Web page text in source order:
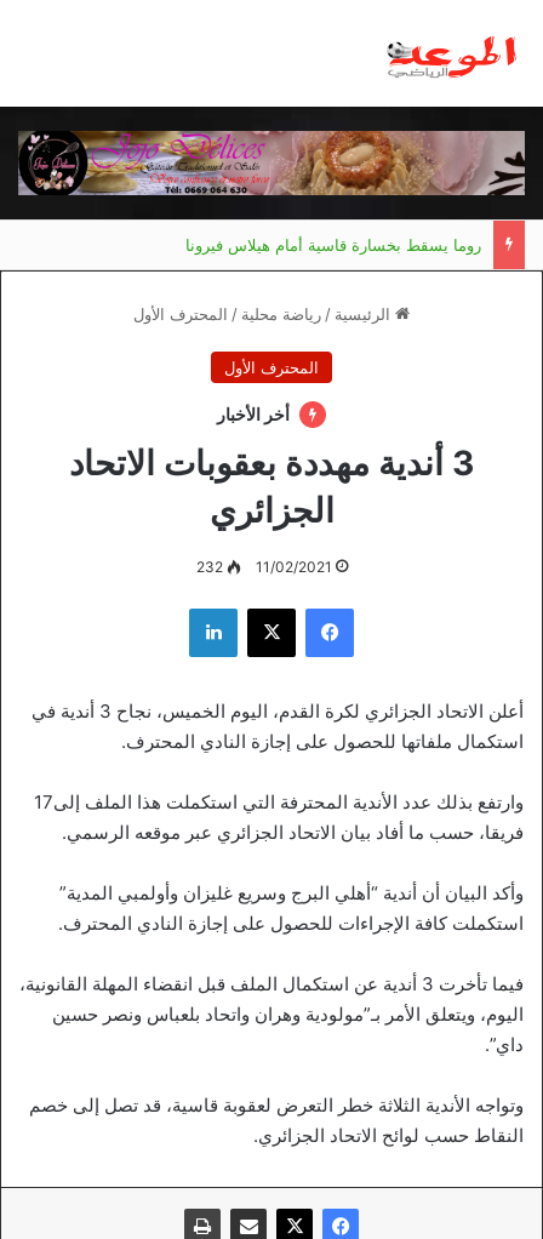
روما يسقط بخسارة قاسية أمام هيلاس فيرونا
الرئيسية /رياضة محلية / المحترف الأول
المحترف الأول
أخر الأخبار
3 أندية مهددة بعقوبات الاتحاد
الجزائري
11/02/2021
232
فيسبوك ‫X لينكدإن
أعلن الاتحاد الجزائري لكرة القدم، اليوم الخميس، نجاح 3 أندية في
استكمال ملفاتها للحصول على إجازة النادي المحترف.
وارتفع بذلك عدد الأندية المحترفة التي استكملت هذا الملف إلى17
فريقا، حسب ما أفاد بيان الاتحاد الجزائري عبر موقعه الرسمي.
وأكد البيان أن أندية “أهلي البرج وسريع غليزان وأولمبي المدية”
استكملت كافة الإجراءات للحصول على إجازة النادي المحترف.
فيما تأخرت 3 أندية عن استكمال الملف قبل انقضاء المهلة القانونية،
اليوم، ويتعلق الأمر بـ”مولودية وهران واتحاد بلعباس ونصر حسين
داي”.
وتواجه الأندية الثلاثة خطر التعرض لعقوبة قاسية، قد تصل إلى خصم
النقاط حسب لوائح الاتحاد الجزائري.